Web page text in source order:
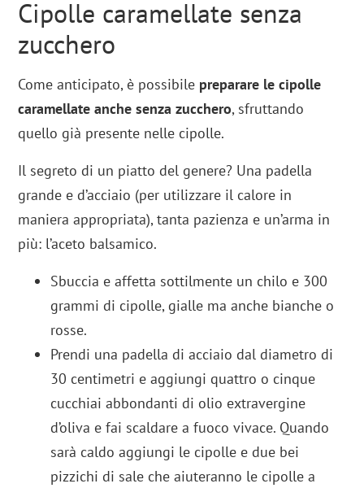
Cipolle caramellate senza
zucchero
Come anticipato, è possibile preparare le cipolle
caramellate anche senza zucchero, sfruttando
quello già presente nelle cipolle.
Il segreto di un piatto del genere? Una padella
grande e d’acciaio (per utilizzare il calore in
maniera appropriata), tanta pazienza e un’arma in
più: l’aceto balsamico.
Sbuccia e affetta sottilmente un chilo e 300
grammi di cipolle, gialle ma anche bianche o
rosse.
Prendi una padella di acciaio dal diametro di
30 centimetri e aggiungi quattro o cinque
cucchiai abbondanti di olio extravergine
d’oliva e fai scaldare a fuoco vivace. Quando
sarà caldo aggiungi le cipolle e due bei
pizzichi di sale che aiuteranno le cipolle a